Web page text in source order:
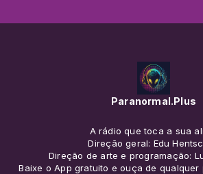
Paranormal.Plus
A rádio que toca a sua
Direção geral: Edu
Direção de arte e programação:
Baixe o App gratuito e ouça de qualquer